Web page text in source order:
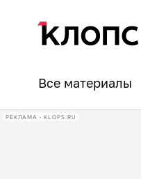
Все материалы
РЕКЛАМА • KLOPS.RU